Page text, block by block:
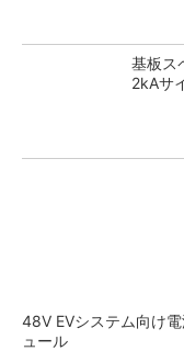
基板ス
2kAサ
48V EVシステム向け
ュール